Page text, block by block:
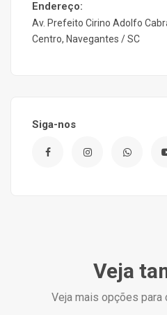
Endereço:
Av. Prefeito Cirino Adolfo
Centro, Navegantes / SC
Siga-nos
Veja
Veja mais opções para